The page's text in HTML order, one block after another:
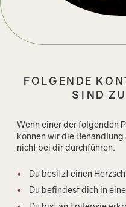
FOLGENDE
SIND
Wenn einer der folgenden
können wir die
nicht bei dir durchführen.
Du besitzt einen
Du befindest dich in